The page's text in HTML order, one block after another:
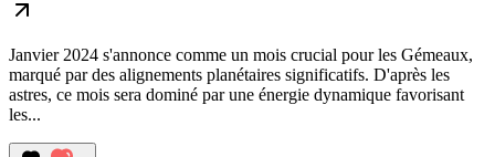
Janvier 2024 s'annonce comme un mois crucial pour les Gémeaux,
marqué par des alignements planétaires significatifs. D'après les
astres, ce mois sera dominé par une énergie dynamique favorisant
les...